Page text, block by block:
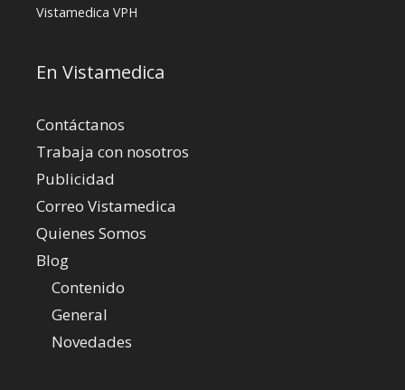
Vistamedica VPH
En Vistamedica
Contáctanos
Trabaja con nosotros
Publicidad
Correo Vistamedica
Quienes Somos
Blog
Contenido
General
Novedades